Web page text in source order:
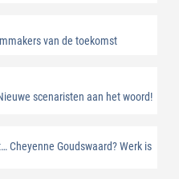
van de toekomst
scenaristen aan het woord!
Cheyenne Goudswaard? Werk is